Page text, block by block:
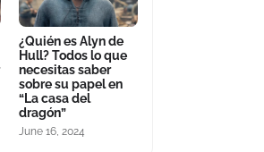
¿Quién es Alyn de
Hull? Todos lo que
necesitas saber
sobre su papel en
“La casa del
dragón”
June 16, 2024